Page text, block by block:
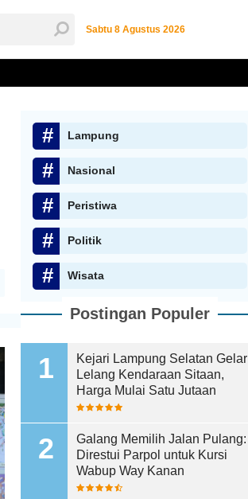
Sabtu 8 Agustus 2026
Lampung
Nasional
Peristiwa
Politik
Wisata
Postingan Populer
Kejari Lampung Selatan Gelar
Lelang Kendaraan Sitaan,
Harga Mulai Satu Jutaan
Galang Memilih Jalan Pulang:
Direstui Parpol untuk Kursi
Wabup Way Kanan